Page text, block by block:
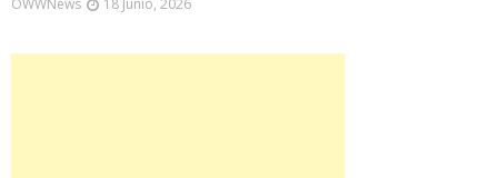
OWWNews 18 Junio, 2026